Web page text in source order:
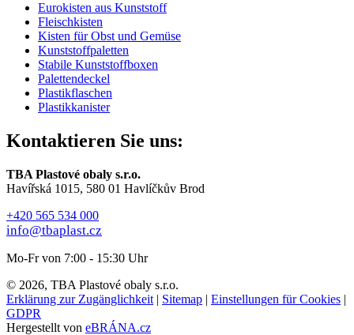
Eurokisten aus Kunststoff
Fleischkisten
Kisten für Obst und Gemüse
Kunststoffpaletten
Stabile Kunststoffboxen
Palettendeckel
Plastikflaschen
Plastikkanister
Kontaktieren Sie uns:
TBA Plastové obaly s.r.o.
Havířská 1015, 580 01 Havlíčkův Brod
+420 565 534 000
info@tbaplast.cz
Mo-Fr von 7:00 - 15:30 Uhr
© 2026, TBA Plastové obaly s.r.o.
Erklärung zur Zugänglichkeit | Sitemap | Einstellungen für Cookies |
GDPR
Hergestellt von eBRÁNA.cz